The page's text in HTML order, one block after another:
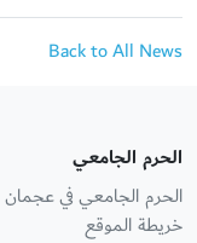
Back to All News
الحرم الجامعي
الحرم الجامعي في عجمان
خريطة الموقع